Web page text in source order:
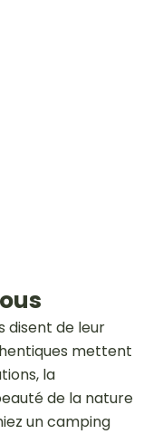
disent de leur
mettent
la
de la nature
un camping